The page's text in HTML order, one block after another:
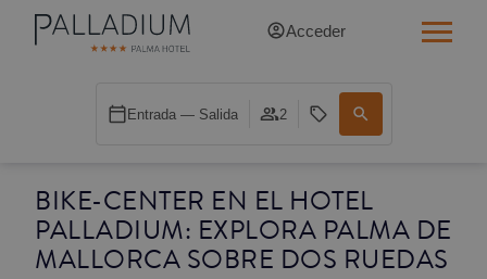
BIKE-CENTER EN EL HOTEL
PALLADIUM: EXPLORA PALMA DE
MALLORCA SOBRE DOS RUEDAS
Acceder
Entrada — Salida 2
INDIVIDUAL BALCÓN CATEDRAL
DOBLE RED